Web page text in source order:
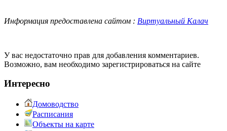
Информация предоставлена сайтом : Виртуальный Калач
У вас недостаточно прав для добавления комментариев.
Возможно, вам необходимо зарегистрироваться на сайте
Интересно
Домоводство
Расписания
Объекты на карте